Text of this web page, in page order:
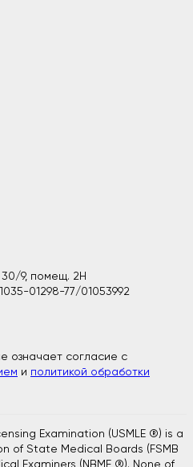
30/9, помещ. 2H
01298-77/01053992
означает согласие с
и политикой обработки
Examination (USMLE ®) is a
of State Medical Boards (FSMB
Examiners (NBME ®). None of